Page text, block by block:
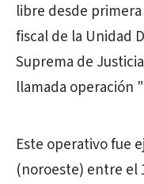
libre desde
fiscal de la Unidad
Suprema de
llamada operación
Este operativo fue
(noroeste) entre el